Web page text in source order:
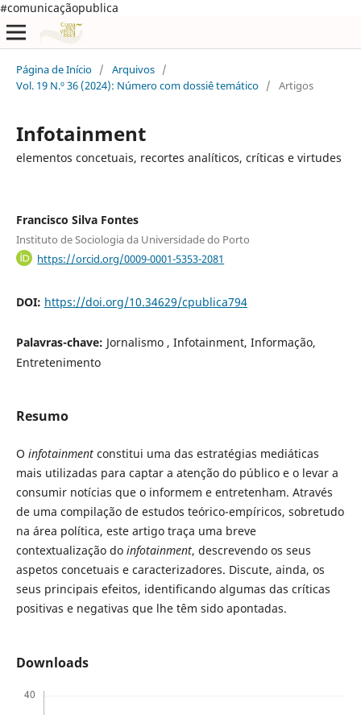
#comunicaçãopublica
Página de Início / Arquivos /
Vol. 19 N.º 36 (2024): Número com dossiê temático / Artigos
Infotainment
elementos concetuais, recortes analíticos, críticas e virtudes
Francisco Silva Fontes
Instituto de Sociologia da Universidade do Porto
https://orcid.org/0009-0001-5353-2081
DOI: https://doi.org/10.34629/cpublica794
Palavras-chave: Jornalismo , Infotainment, Informação,
Entretenimento
Resumo
O infotainmentconstitui uma das estratégias mediáticas
mais utilizadas para captar a atenção do público e o levar a
consumir notícias que o informem e entretenham. Através
de uma compilação de estudos teórico-empíricos, sobretudo
na área política, este artigo traça uma breve
contextualização do infotainment, descrevendo os seus
aspetos concetuais e caracterizadores. Discute, ainda, os
seus principais efeitos, identificando algumas das críticas
positivas e negativas que lhe têm sido apontadas.
Downloads